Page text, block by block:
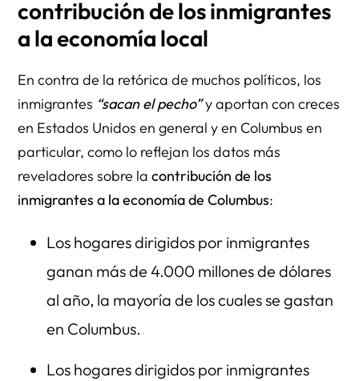
contribución de los inmigrantes
a la economía local
En contra de la retórica de muchos políticos, los
inmigrantes “sacan el pecho”y aportan con creces
en Estados Unidos en general y en Columbus en
particular, como lo reflejan los datos más
reveladores sobre lacontribución de los
inmigrantes a la economía de Columbus:
Los hogares dirigidos por inmigrantes
ganan más de 4.000 millones de dólares
al año, la mayoría de los cuales se gastan
en Columbus.
Los hogares dirigidos por inmigrantes